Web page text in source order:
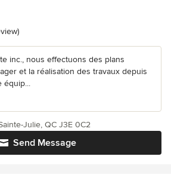
5 stars
inc., nous effectuons des plans
et la réalisation des travaux depuis
équip...
Send Message
Julie, QC J3E 0C2